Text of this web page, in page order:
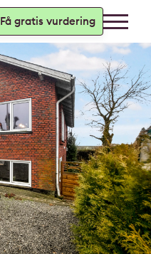
Få gratis vurdering